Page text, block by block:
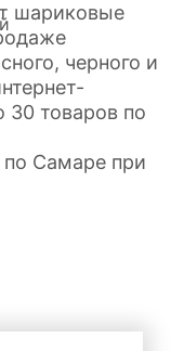
шариковые
черного и
30 товаров по
Самаре при